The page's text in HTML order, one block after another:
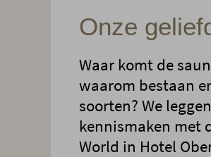
Onze
Waar komt de
waarom bestaan
soorten? We
kennismaken met
World in Hotel